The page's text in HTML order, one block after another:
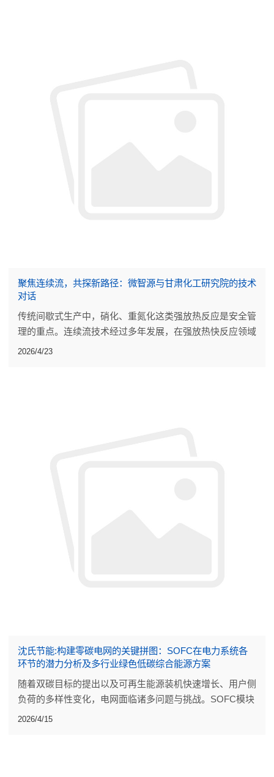
聚焦连续流，共探新路径：微智源与甘肃化工研究院的技术
对话
传统间歇式生产中，硝化、重氮化这类强放热反应是安全管
理的重点。连续流技术经过多年发展，在强放热快反应领域
已有一些工业规模应用。
2026/4/23
沈氏节能:构建零碳电网的关键拼图：SOFC在电力系统各
环节的潜力分析及多行业绿色低碳综合能源方案
随着双碳目标的提出以及可再生能源装机快速增长、用户侧
负荷的多样性变化，电网面临诸多问题与挑战。SOFC模块
化发电和高温固体氧化物电解水制氢（SOEC）储能技术将
2026/4/15